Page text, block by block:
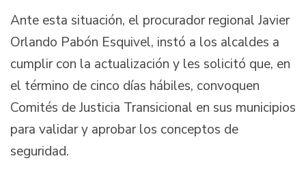
Ante esta situación, el procurador regional Javier
Orlando Pabón Esquivel, instó a los alcaldes a
cumplir con la actualización y les solicitó que, en
el término de cinco días hábiles, convoquen
Comités de Justicia Transicional en sus municipios
para validar y aprobar los conceptos de
seguridad.